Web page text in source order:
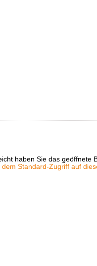
haben Sie das
Standard-Zugriff auf